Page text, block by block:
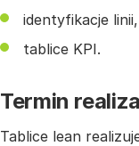
identyfikacje
tablice KPI.
Termin
Tablice lean